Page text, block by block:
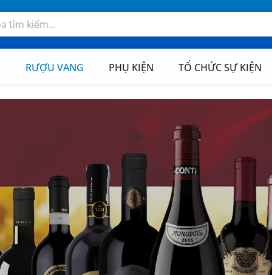
RƯỢU VANG PHỤ KIỆN TỔ CHỨC SỰ KIỆN